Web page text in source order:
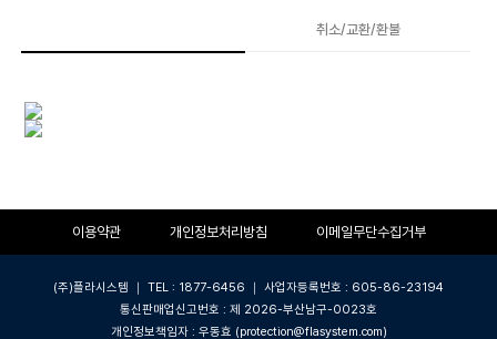
취소/교환/환불
이용약관 개인정보처리방침 이메일무단수집거부
(주)플라시스템 ｜ TEL : 1877-6456 ｜ 사업자등록번호 : 605-86-23194
통신판매업신고번호 : 제 2026-부산남구-0023호
개인정보책임자 : 우동효 (protection@flasystem.com)